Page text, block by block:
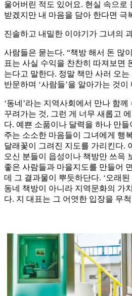
울어버린 적도 있어요. 현실 속으로
받겠지만 내 마음을 담아 한다면 극
진솔하고 내밀한 이야기가 그녀의
사람들은 묻는다. “책방 해서 돈 많
표는 사실 수익을 찬찬히 따져보면
는다고 말한다. 정말 책만 사러 오
반문하며 ‘사람들’을 알아가는 것
‘동네’라는 지역사회에서 만나 함께
꾸려가는 것, 그런 게 너무 새롭고
다. 예쁜 소품이나 달력을 하나 만
주는 소소한 마음들이 그녀에게 행
달래꽃이 그려진 지도를 가리킨다.
오신 분들이 읍성이나 책방만 쓰윽
좋은 사람들과 마을지도를 만들어
데 그 결과물이 뿌듯하단다. ‘오래
동네 책방이 아니라 지역문화의 가
다. 지 대표는 그 어엿한 입장을 무